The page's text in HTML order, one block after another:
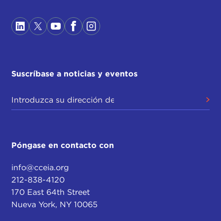
Suscríbase a noticias y eventos
Póngase en contacto con
info@cceia.org
212-838-4120
170 East 64th Street
Nueva York, NY 10065